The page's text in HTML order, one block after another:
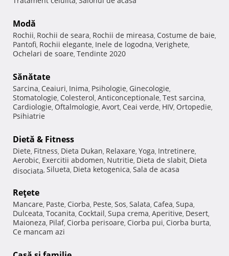
Modă
Rochii, Rochii de seara, Rochii de mireasa, Costume de baie,
Pantofi, Rochii elegante, Inele de logodna, Verighete,
Ochelari de soare, Tendinte 2020
Sănătate
Sarcina, Ceaiuri, Inima, Psihologie, Ginecologie,
Stomatologie, Colesterol, Anticonceptionale, Test sarcina,
Cardiologie, Oftalmologie, Avort, Ceai verde, HIV, Ortopedie,
Psihiatrie
Dietă & Fitness
Diete, Fitness, Dieta Dukan, Relaxare, Yoga, Intretinere,
Aerobic, Exercitii abdomen, Nutritie, Dieta de slabit, Dieta
disociata, Silueta, Dieta ketogenica, Sala de acasa
Reţete
Mancare, Paste, Ciorba, Peste, Sos, Salata, Cafea, Supa,
Dulceata, Tocanita, Cocktail, Supa crema, Aperitive, Desert,
Maioneza, Pilaf, Ciorba perisoare, Ciorba pui, Ciorba burta,
Ce mancam azi